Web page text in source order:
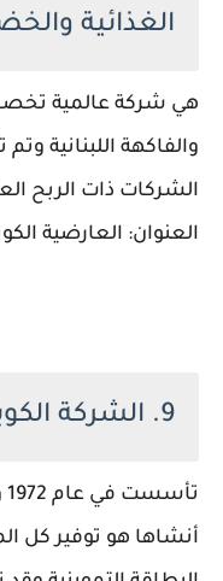
الغذائية
هي شركة عالمية
الشركات ذات الربح
العنوان: العارضية
9. الشركة الكويتية للتموين
أنشاها هو توفير كل